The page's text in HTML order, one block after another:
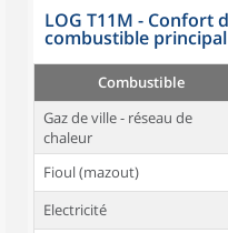
LOG T11M - Confort
combustible
Combustible
Gaz de ville - réseau de
chaleur
Fioul (mazout)
Electricité